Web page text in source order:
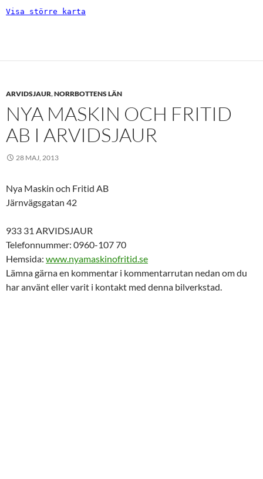
Visa större karta
ARVIDSJAUR,NORRBOTTENS LÄN
NYA MASKIN OCH FRITID
AB I ARVIDSJAUR
28 MAJ, 2013
Nya Maskin och Fritid AB
Järnvägsgatan 42
933 31 ARVIDSJAUR
Telefonnummer: 0960-107 70
Hemsida: www.nyamaskinofritid.se
Lämna gärna en kommentar i kommentarrutan nedan om du
har använt eller varit i kontakt med denna bilverkstad.